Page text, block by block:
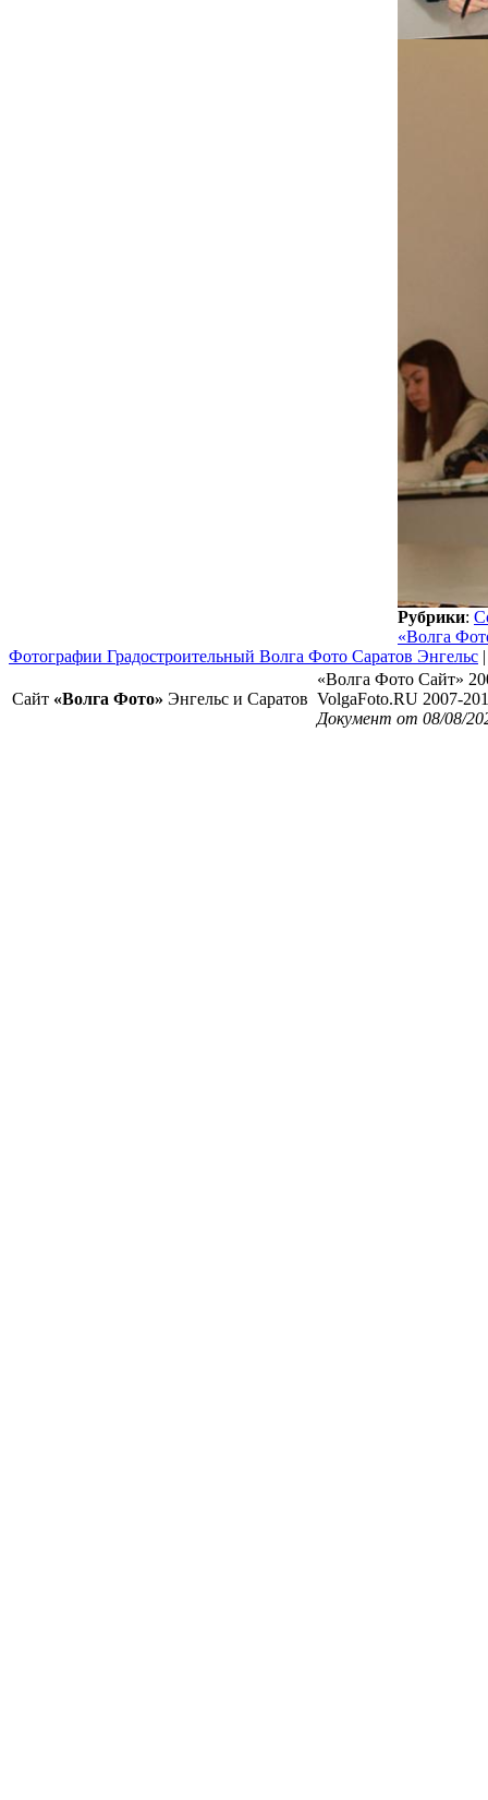
Рубрики:
«Волга
Фотографии Градостроительный Волга Фото Саратов Энгельс
Сайт «Волга Фото» Энгельс и Саратов
«Волга Фото Сайт»
VolgaFoto.RU 2007-
Документ от 08/08/